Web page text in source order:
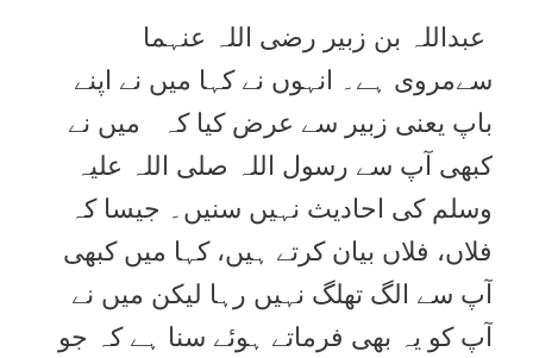
عبداللہ بن زبیر رضی اللہ عنہما
سےمروی ہے۔ انہوں نے کہا میں نے اپنے
باپ یعنی زبیر سے عرض کیا کہ میں نے
کبھی آپ سے رسول اللہ صلی اللہ علیہ
وسلم کی احادیث نہیں سنیں۔ جیسا کہ
فلاں، فلاں بیان کرتے ہیں، کہا میں کبھی
آپ سے الگ تھلگ نہیں رہا لیکن میں نے
آپ کو یہ بھی فرماتے ہوئے سنا ہے کہ جو